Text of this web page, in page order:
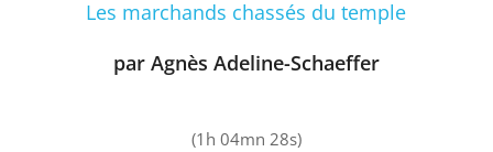
Les marchands chassés du temple
par Agnès Adeline-Schaeffer
(1h 04mn 28s)